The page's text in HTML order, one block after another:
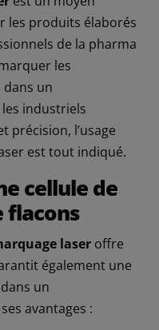
les produits élaborés
de la pharma
les
un
industriels
précision, l’usage
est tout indiqué.
cellule de
flacons
laser offre
également une
un
avantages :